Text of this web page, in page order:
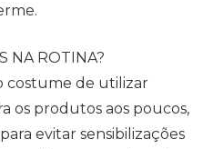
NA ROTINA?
costume de utilizar
os produtos aos poucos,
evitar sensibilizações